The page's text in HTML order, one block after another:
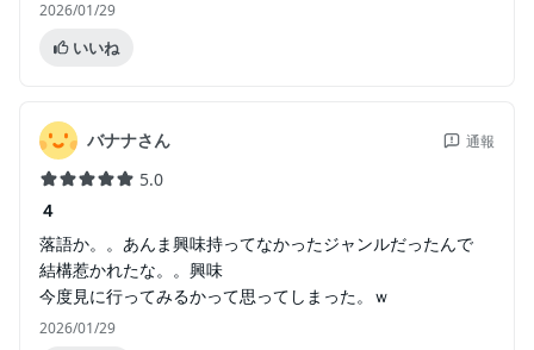
2026/01/29
いいね
バナナさん 通報
5.0
４
落語か。。あんま興味持ってなかったジャンルだったんで
結構惹かれたな。。興味
今度見に行ってみるかって思ってしまった。ｗ
2026/01/29